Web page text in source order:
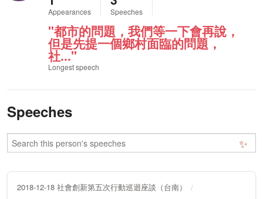
Appearances Speeches
"都市的問題，我們等一下會再說，
但是先提一個鄉村面臨的問題，
社..."
Longest speech
Speeches
✨
2018-12-18 社會創新第五次行動巡迴座談（台南）